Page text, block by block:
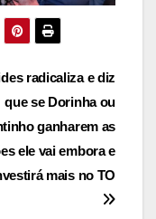
radicaliza e diz
que se Dorinha ou
ganharem as
ele vai embora e
mais no TO